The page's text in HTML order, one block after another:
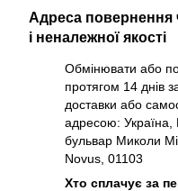
Адреса повернення
і неналежної якості
Обмінювати або
протягом 14 днів
доставки або
адресою: Україна,
бульвар Миколи
Novus, 01103
Хто сплачує за